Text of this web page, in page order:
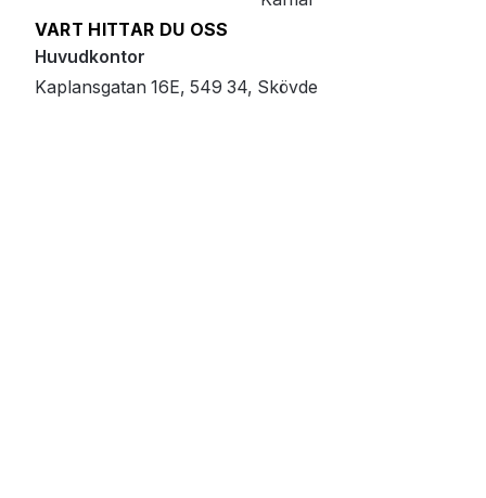
VART HITTAR DU OSS
Huvudkontor
Kaplansgatan 16E, 549 34, Skövde